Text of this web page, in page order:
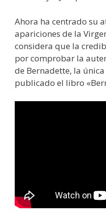
Ahora ha centrado su
apariciones de la
considera que la
por comprobar la
de Bernadette, la
publicado el libro